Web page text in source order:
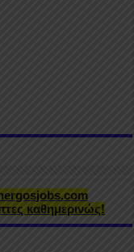
καθημερινώς!